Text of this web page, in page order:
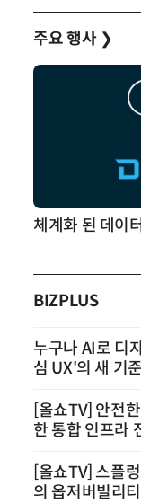
주요 행사 ❯
BIZPLUS
누구나 AI로 디
심 UX'의 새 기
[올쇼TV] 안전
한 통합 인프라
[올쇼TV] 스플
의 옵저버빌리